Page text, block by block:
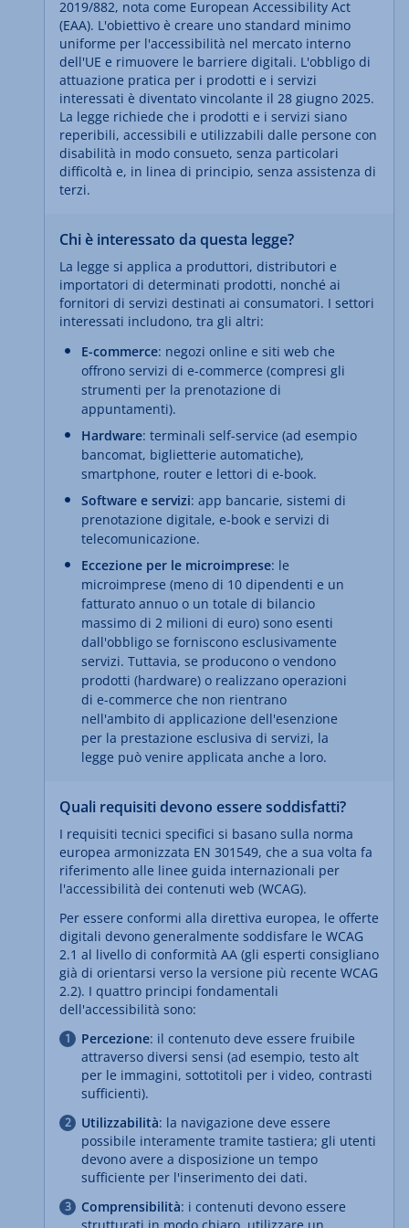
2019/882, nota come European Accessibility Act
(EAA). L'obiettivo è creare uno standard minimo
uniforme per l'accessibilità nel mercato interno
dell'UE e rimuovere le barriere digitali. L'obbligo di
attuazione pratica per i prodotti e i servizi
interessati è diventato vincolante il 28 giugno 2025.
La legge richiede che i prodotti e i servizi siano
reperibili, accessibili e utilizzabili dalle persone con
disabilità in modo consueto, senza particolari
difficoltà e, in linea di principio, senza assistenza di
terzi.
Chi è interessato da questa legge?
La legge si applica a produttori, distributori e
importatori di determinati prodotti, nonché ai
fornitori di servizi destinati ai consumatori. I settori
interessati includono, tra gli altri:
E-commerce: negozi online e siti web che
offrono servizi di e-commerce (compresi gli
strumenti per la prenotazione di
appuntamenti).
Hardware: terminali self-service (ad esempio
bancomat, biglietterie automatiche),
smartphone, router e lettori di e-book.
Software e servizi: app bancarie, sistemi di
prenotazione digitale, e-book e servizi di
telecomunicazione.
Eccezione per le microimprese: le
microimprese (meno di 10 dipendenti e un
fatturato annuo o un totale di bilancio
massimo di 2 milioni di euro) sono esenti
dall'obbligo se forniscono esclusivamente
servizi. Tuttavia, se producono o vendono
prodotti (hardware) o realizzano operazioni
di e-commerce che non rientrano
nell'ambito di applicazione dell'esenzione
per la prestazione esclusiva di servizi, la
legge può venire applicata anche a loro.
Quali requisiti devono essere soddisfatti?
I requisiti tecnici specifici si basano sulla norma
europea armonizzata EN 301549, che a sua volta fa
riferimento alle linee guida internazionali per
l'accessibilità dei contenuti web (WCAG).
Per essere conformi alla direttiva europea, le offerte
digitali devono generalmente soddisfare le WCAG
2.1 al livello di conformità AA (gli esperti consigliano
già di orientarsi verso la versione più recente WCAG
2.2). I quattro principi fondamentali
dell'accessibilità sono:
Percezione: il contenuto deve essere fruibile
attraverso diversi sensi (ad esempio, testo alt
per le immagini, sottotitoli per i video, contrasti
sufficienti).
Utilizzabilità: la navigazione deve essere
possibile interamente tramite tastiera; gli utenti
devono avere a disposizione un tempo
sufficiente per l'inserimento dei dati.
Comprensibilità: i contenuti devono essere